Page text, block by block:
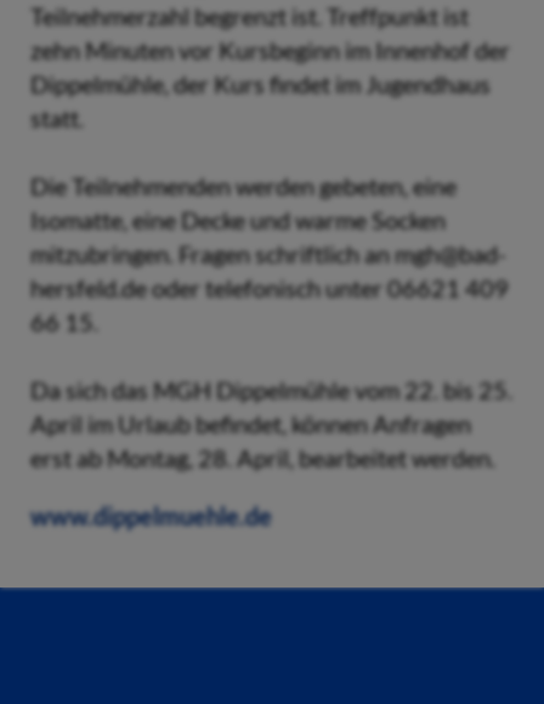
Teilnehmerzahl begrenzt ist. Treffpunkt ist
zehn Minuten vor Kursbeginn im Innenhof der
Dippelmühle, der Kurs findet im Jugendhaus
statt.
Die Teilnehmenden werden gebeten, eine
Isomatte, eine Decke und warme Socken
mitzubringen. Fragen schriftlich an mgh@bad-
hersfeld.de oder telefonisch unter 06621 409
66 15.
Da sich das MGH Dippelmühle vom 22. bis 25.
April im Urlaub befindet, können Anfragen
erst ab Montag, 28. April, bearbeitet werden.
www.dippelmuehle.de